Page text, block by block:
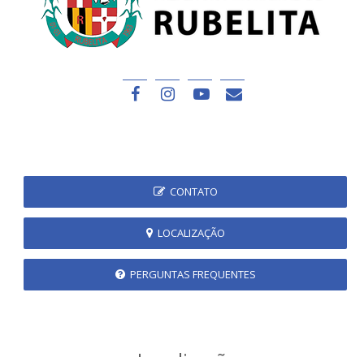
CONTATO
LOCALIZAÇÃO
PERGUNTAS FREQUENTES